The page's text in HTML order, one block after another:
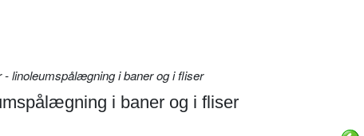
linoleumspålægning i baner og i fliser
i baner og i fliser